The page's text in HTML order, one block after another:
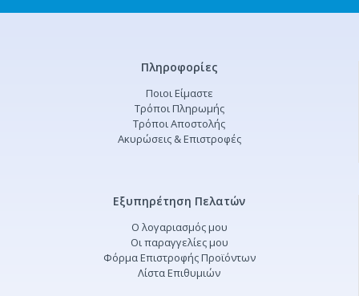
Πληροφορίες
Ποιοι Είμαστε
Τρόποι Πληρωμής
Τρόποι Αποστολής
Ακυρώσεις & Επιστροφές
Εξυπηρέτηση Πελατών
Ο λογαριασμός μου
Οι παραγγελίες μου
Φόρμα Επιστροφής Προϊόντων
Λίστα Επιθυμιών